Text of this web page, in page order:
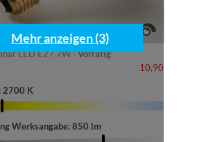
LED E27 7W ·Vorrätig
10,90
2700 K
Werksangabe: 850 lm
Mehr anzeigen (3)